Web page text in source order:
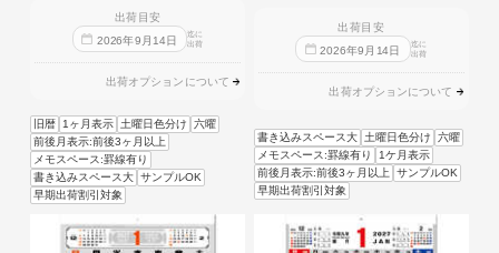
出荷目安
2026年9 月 14日
迄に
出荷
出荷オプションについて
旧暦 1ヶ月表示 土曜日色分け
六曜
前後月表示:前後3ヶ月以上
メモスペース:罫線有り
書き込みスペース大 サンプルOK
早期出荷割引対象
出荷目安
2026年9 月 14日
迄に
出荷
出荷オプションについて
書き込みスペース大 土曜日色分け
六曜
メモスペース:罫線有り
1ケ月表示
前後月表示:前後3ヶ月以上 サンプルOK
早期出荷割引対象